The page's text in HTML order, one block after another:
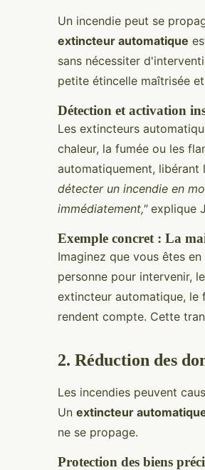
Un incendie peut se
extincteur automatique
sans nécessiter
petite étincelle maîtrisée
Détection et activation
Les extincteurs
chaleur, la fumée ou les
automatiquement, libérant
détecter un incendie en
immédiatement,"explique
Exemple concret : La
Imaginez que vous êtes
personne pour intervenir,
extincteur automatique, le
rendent compte. Cette
2. Réduction des
Les incendies peuvent
Un extincteur
ne se propage.
Protection des biens